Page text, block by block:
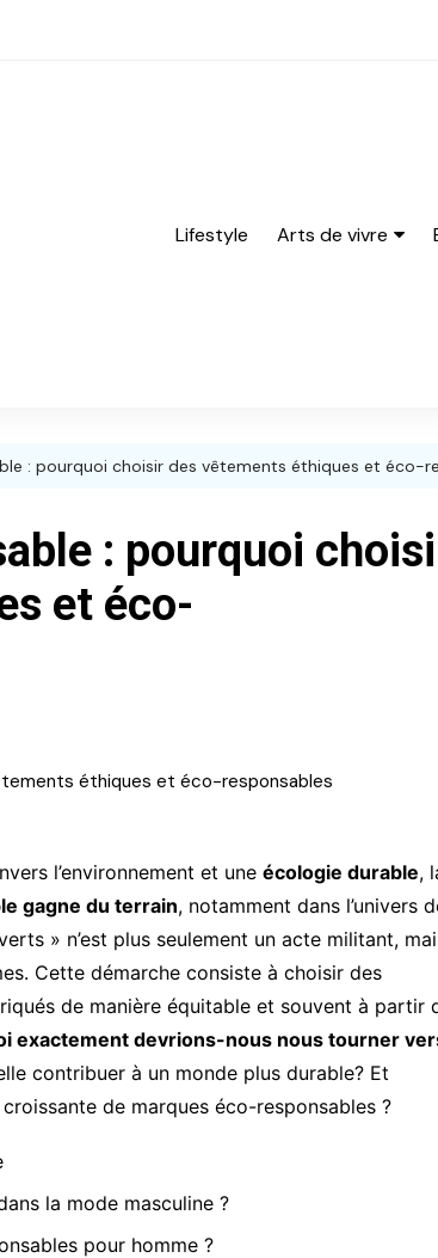
Lifestyle Arts de vivre
: pourquoi choisir des vêtements éthiques et éco-
: pourquoi
et éco-
l’environnement et une écologie durable,
gagne du terrain, notamment dans l’univers
» n’est plus seulement un acte militant,
Cette démarche consiste à choisir des
de manière équitable et souvent à partir
exactement devrions-nous nous tourner
contribuer à un monde plus durable? Et
de marques éco-responsables ?
la mode masculine ?
pour homme ?